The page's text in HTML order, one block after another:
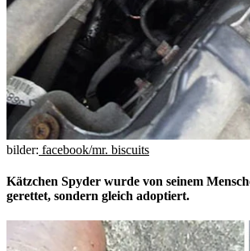
bilder: facebook/mr. biscuits
Kätzchen Spyder wurde von seinem
gerettet, sondern gleich adoptiert.